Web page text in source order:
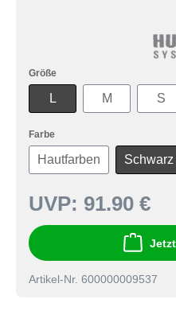
Größe
L M S
Farbe
Hautfarben Schwarz
UVP: 91.90 €
Artikel-Nr. 600000009537